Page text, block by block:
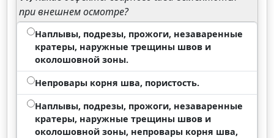
при внешнем осмотре?
Наплывы, подрезы, прожоги, незаваренные
кратеры, наружные трещины швов и
околошовной зоны.
Непровары корня шва, пористость.
Наплывы, подрезы, прожоги, незаваренные
кратеры, наружные трещины швов и
околошовной зоны, непровары корня шва,